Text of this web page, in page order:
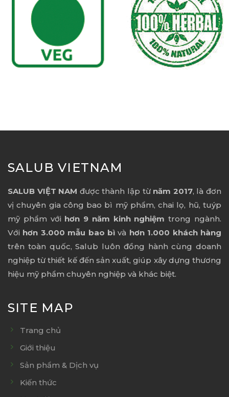
SALUB VIETNAM
SALUB VIỆT NAM được thành lập từ năm 2017, là đơn
vị chuyên gia công bao bì mỹ phẩm, chai lọ, hũ, tuýp
mỹ phẩm với hơn 9 năm kinh nghiệm trong ngành.
Với hơn 3.000 mẫu bao bì và hơn 1.000 khách hàng
trên toàn quốc, Salub luôn đồng hành cùng doanh
nghiệp từ thiết kế đến sản xuất, giúp xây dựng thương
hiệu mỹ phẩm chuyên nghiệp và khác biệt.
SITE MAP
Trang chủ
Giới thiệu
Sản phẩm & Dịch vụ
Kiến thức